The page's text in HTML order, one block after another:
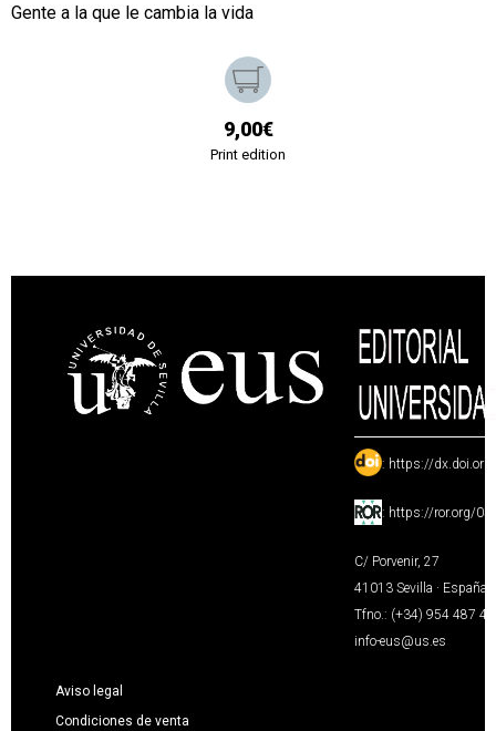
Gente a la que le cambia la vida
9,00€
Print edition
: https://
: https://ror.org/
C/ Porvenir, 27
41013 Sevilla · España
Tfno.: (+34) 954 487
info-eus@us.es
Aviso legal
Condiciones de venta